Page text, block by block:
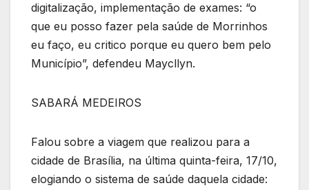
digitalização, implementação de exames: “o
que eu posso fazer pela saúde de Morrinhos
eu faço, eu critico porque eu quero bem pelo
Município”, defendeu Maycllyn.
SABARÁ MEDEIROS
Falou sobre a viagem que realizou para a
cidade de Brasília, na última quinta-feira, 17/10,
elogiando o sistema de saúde daquela cidade: